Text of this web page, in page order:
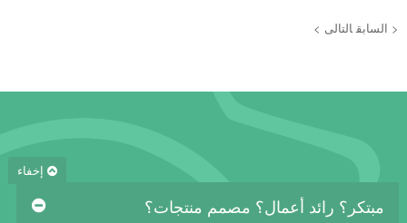
< السابق التالى >
إخفاء
مبتكر؟ رائد أعمال؟ مصمم منتجات؟